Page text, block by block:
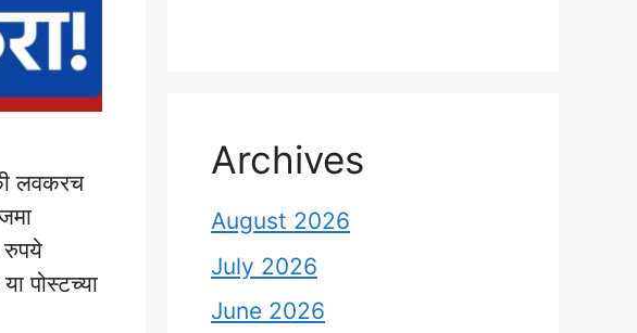
लवकरच
रुपये
पोस्टच्या
Archives
August 2026
July 2026
June 2026